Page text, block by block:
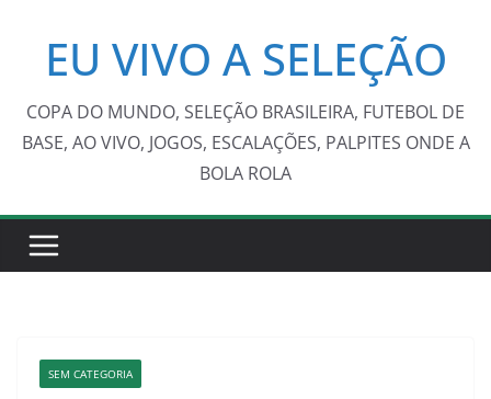
conteúdo
EU VIVO A SELEÇÃO
COPA DO MUNDO, SELEÇÃO BRASILEIRA, FUTEBOL DE
BASE, AO VIVO, JOGOS, ESCALAÇÕES, PALPITES ONDE A
BOLA ROLA
SEM CATEGORIA